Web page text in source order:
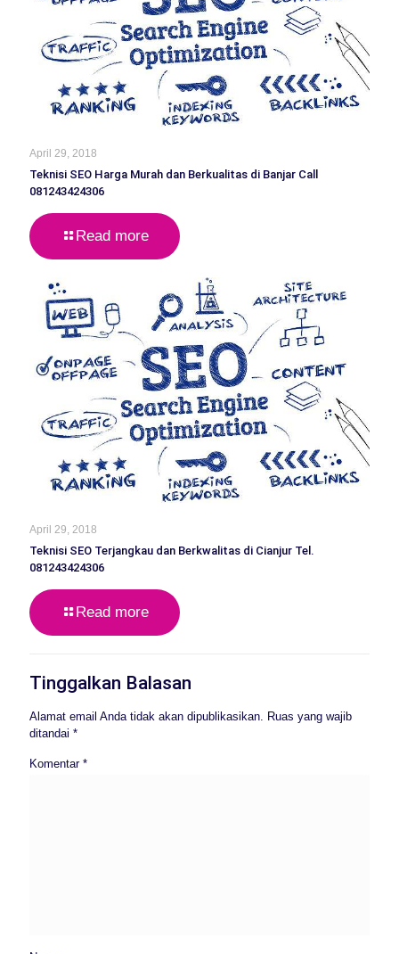
April 29, 2018
Teknisi SEO Harga Murah dan Berkualitas di Banjar Call
081243424306
Read more
April 29, 2018
Teknisi SEO Terjangkau dan Berkwalitas di Cianjur Tel.
081243424306
Read more
Tinggalkan Balasan
Alamat email Anda tidak akan dipublikasikan. Ruas yang wajib
ditandai *
Komentar *